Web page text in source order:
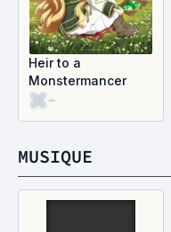
Heir to a
Monstermancer
-
MUSIQUE